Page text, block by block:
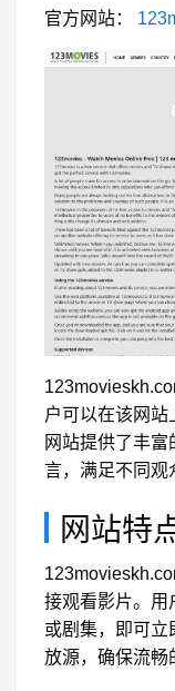
官方网站：
户可以在该网
网站提供了丰
言，满足不同观
网站特
接观看影片。用
或剧集，即可立
放源，确保流畅